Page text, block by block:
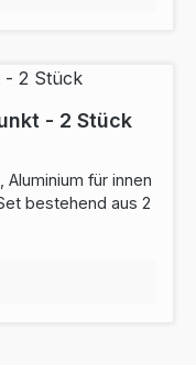
- 2 Stück
für innen